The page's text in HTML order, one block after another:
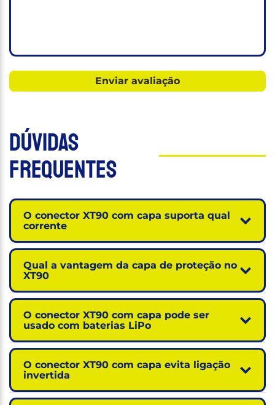
Dúvidas
Frequentes
O conector XT90 com capa suporta qual
corrente
Qual a vantagem da capa de proteção no
XT90
O conector XT90 com capa pode ser
usado com baterias LiPo
O conector XT90 com capa evita ligação
invertida